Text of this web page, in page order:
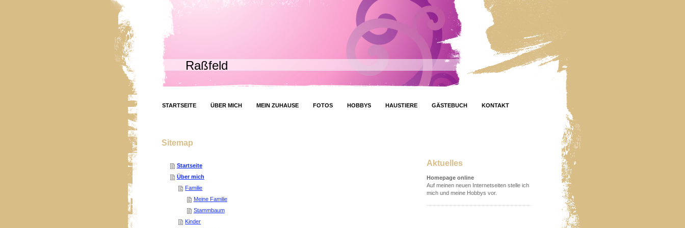
Raßfeld
STARTSEITE ÜBER MICH MEIN ZUHAUSE FOTOS HOBBYS HAUSTIERE GÄSTEBUCH KONTAKT
Sitemap
Startseite
Über mich
Familie
Meine Familie
Stammbaum
Kinder
Aktuelles
Homepage online
Auf meinen neuen Internetseiten stelle ich
mich und meine Hobbys vor.